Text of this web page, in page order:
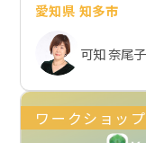
愛知県 知多市
可知 奈尾子
ワークショップ